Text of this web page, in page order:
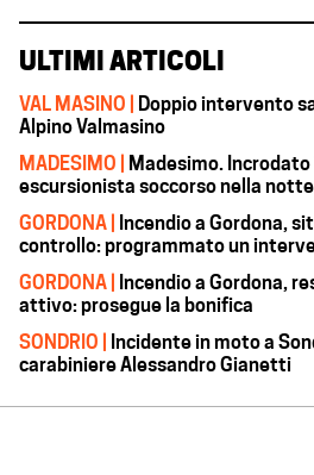
ULTIMI ARTICOLI
VAL MASINO | Doppio intervento
Alpino Valmasino
MADESIMO | Madesimo. Incrodato
escursionista soccorso nella
GORDONA | Incendio a Gordona,
controllo: programmato un
GORDONA | Incendio a Gordona,
attivo: prosegue la bonifica
SONDRIO | Incidente in moto a
carabiniere Alessandro Gianetti